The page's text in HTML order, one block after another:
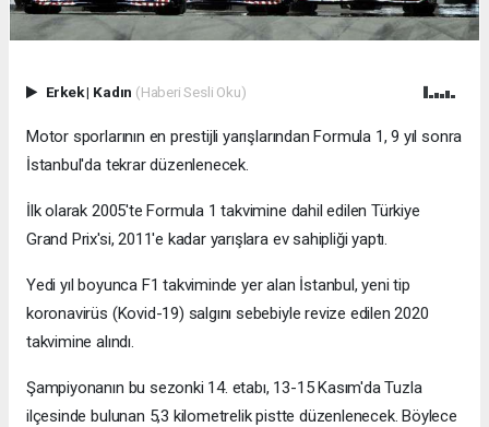
Erkek| Kadın (Haberi Sesli Oku)
Motor sporlarının en prestijli yarışlarından Formula 1, 9 yıl sonra
İstanbul'da tekrar düzenlenecek.
İlk olarak 2005'te Formula 1 takvimine dahil edilen Türkiye
Grand Prix'si, 2011'e kadar yarışlara ev sahipliği yaptı.
Yedi yıl boyunca F1 takviminde yer alan İstanbul, yeni tip
koronavirüs (Kovid-19) salgını sebebiyle revize edilen 2020
takvimine alındı.
Şampiyonanın bu sezonki 14. etabı, 13-15 Kasım'da Tuzla
ilçesinde bulunan 5,3 kilometrelik pistte düzenlenecek. Böylece